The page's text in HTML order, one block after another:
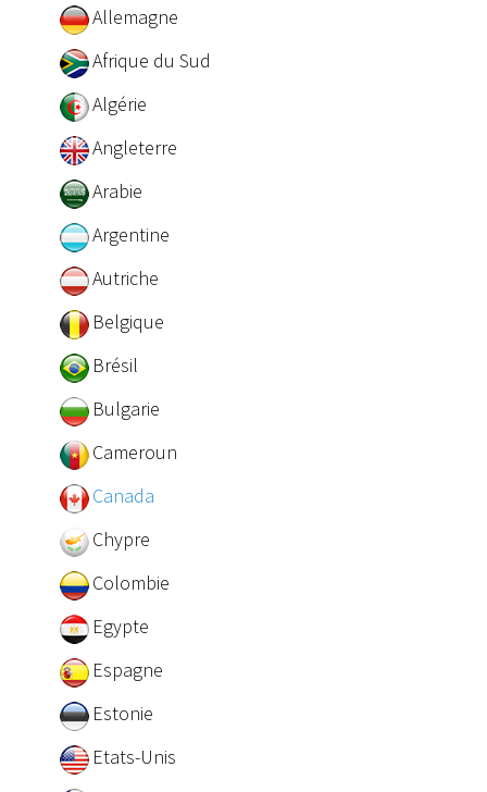
Allemagne
Afrique du Sud
Algérie
Angleterre
Arabie
Argentine
Autriche
Belgique
Brésil
Bulgarie
Cameroun
Canada
Chypre
Colombie
Egypte
Espagne
Estonie
Etats-Unis